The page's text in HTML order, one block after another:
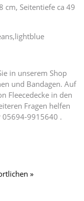
cm, Seitentiefe ca 49
in unserem Shop
und Bandagen. Auf
Fleecedecke in den
Fragen helfen
9915640 .
»